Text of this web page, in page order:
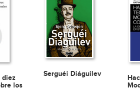
diez
los
Serguéi Diáguilev